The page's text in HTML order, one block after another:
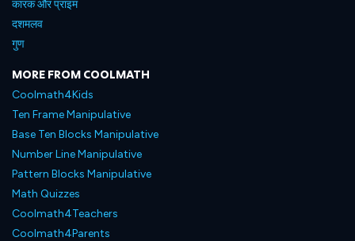
कारक और प्राइम
दशमलव
गुण
MORE FROM COOLMATH
Coolmath4Kids
Ten Frame Manipulative
Base Ten Blocks Manipulative
Number Line Manipulative
Pattern Blocks Manipulative
Math Quizzes
Coolmath4Teachers
Coolmath4Parents